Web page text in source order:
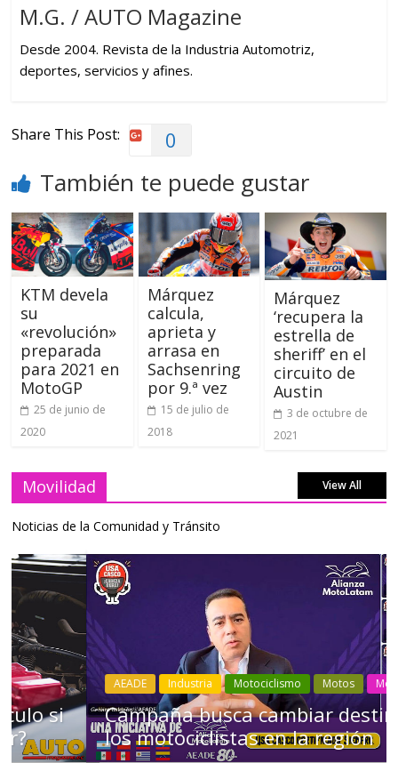
M.G. / AUTO Magazine
Desde 2004. Revista de la Industria Automotriz,
deportes, servicios y afines.
Share This Post: 0
También te puede gustar
KTM devela
su
«revolución»
preparada
para 2021 en
MotoGP
25 de junio de
2020
Márquez
calcula,
aprieta y
arrasa en
Sachsenring
por 9.ª vez
15 de julio de
2018
Márquez
‘recupera la
estrella de
sheriff’ en el
circuito de
Austin
3 de octubre de
2021
Movilidad View All
Noticias de la Comunidad y Tránsito
AEADE Industria Motociclismo Motos Movilidad
Campaña busca cambiar destino de
los motociclistas en la región